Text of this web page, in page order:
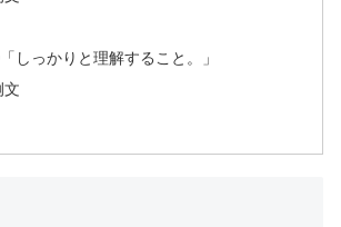
しっかりと理解すること。」
文